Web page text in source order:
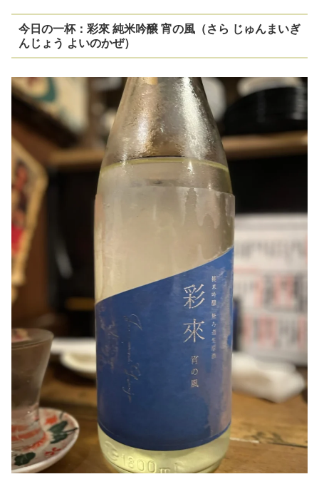
今日の一杯：彩來 純米吟醸 宵の風（さら じゅんまいぎ
んじょう よいのかぜ）